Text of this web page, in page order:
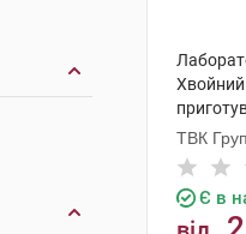
Хвойний
ТВК Груп
Є в